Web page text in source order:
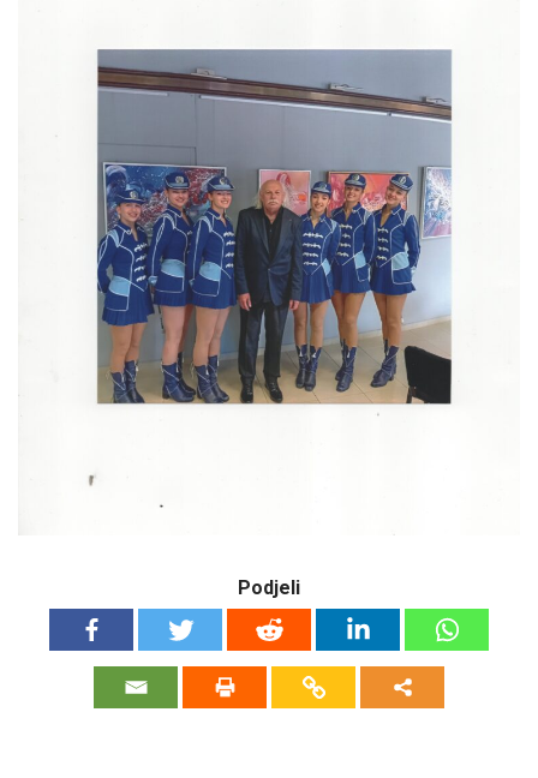
Podjeli